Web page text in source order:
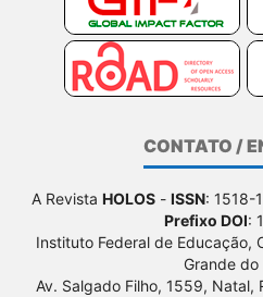
CONTATO /
A Revista HOLOS - ISSN: 1518-
Prefixo DOI:
Instituto Federal de Educação,
Grande
Av. Salgado Filho, 1559, Natal,